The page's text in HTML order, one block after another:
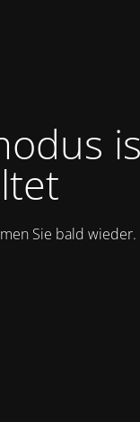
Sie bald wieder.